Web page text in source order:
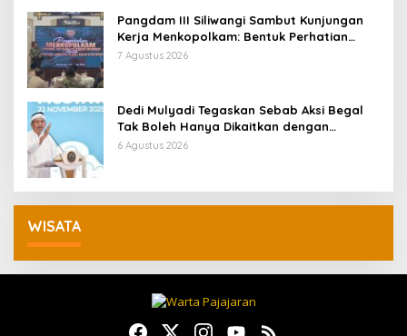
Pangdam III Siliwangi Sambut Kunjungan
Kerja Menkopolkam: Bentuk Perhatian
Pemerintah
7 Agustus 2026
Dedi Mulyadi Tegaskan Sebab Aksi Begal
Tak Boleh Hanya Dikaitkan dengan
Ekonomi
6 Agustus 2026
WISATA